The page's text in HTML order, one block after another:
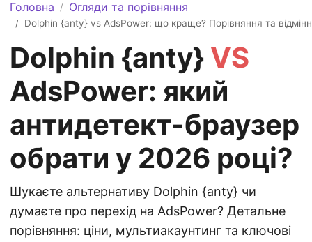
Головна / Огляди та порівняння
/ Dolphin {anty} vs AdsPower: що краще? Порівняння та
Dolphin {anty} VS
AdsPower: який
антидетект-браузер
обрати у 2026 році?
Шукаєте альтернативу Dolphin {anty} чи
думаєте про перехід на AdsPower? Детальне
порівняння: ціни, мультиакаунтинг та ключові